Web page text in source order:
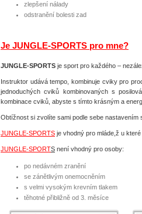
zlepšení nálady
odstranění bolesti zad
Je JUNGLE-SPORTS pro mne?
JUNGLE-SPORTS je sport pro každého –
Instruktor udává tempo, kombinuje cviky pro
jednoduchých cviků kombinovaných s
kombinace cviků, abyste s tímto krásným a
Obtížnost si zvolíte sami podle sebe nastavením
JUNGLE-SPORTS je vhodný pro mláde,ž u
JUNGLE-SPORTS není vhodný pro osoby:
po nedávném zranění
se zánětlivým onemocněním
s velmi vysokým krevním tlakem
těhotné přibližně od 3. měsíce